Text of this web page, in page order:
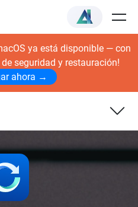
ya está disponible — con
seguridad y restauración!
ahora →